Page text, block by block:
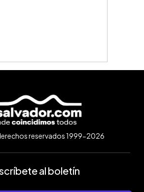
reservados 1999-2026
al boletín